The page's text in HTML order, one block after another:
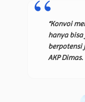
“Konvoi
hanya
berpotensi
AKP Dimas.